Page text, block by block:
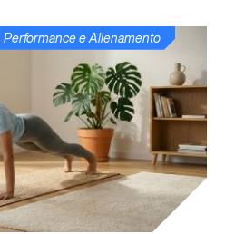
Performance e Allenamento